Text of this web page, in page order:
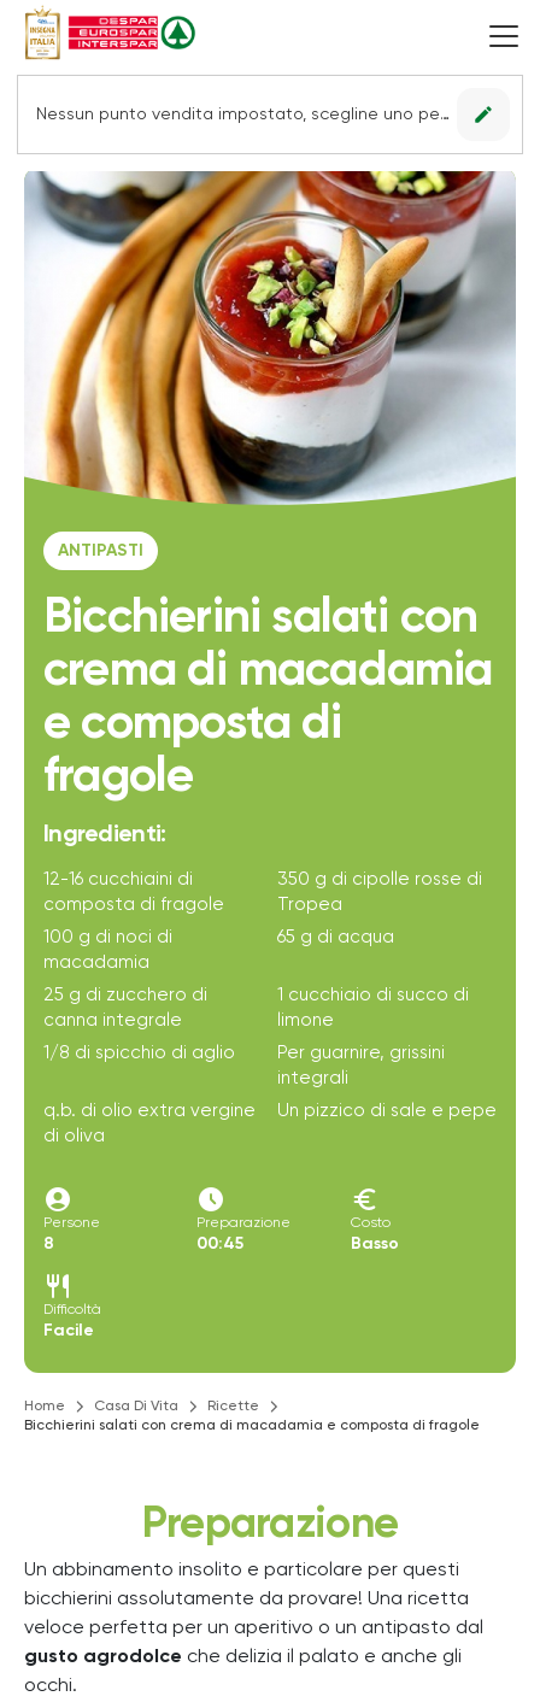
Nessun punto vendita impostato, scegline uno per vedere le offerte. edit
ANTIPASTI
Bicchierini salati con
crema di macadamia
e composta di
fragole
Ingredienti:
12-16 cucchiaini di
composta di fragole
350 g di cipolle rosse di
Tropea
100 g di noci di
macadamia
65 g di acqua
25 g di zucchero di
canna integrale
1 cucchiaio di succo di
limone
1/8 di spicchio di aglio
Per guarnire, grissini
integrali
q.b. di olio extra vergine
di oliva
Un pizzico di sale e pepe
account_circle
Persone
8
access_time_filled
Preparazione
00:45
euro
Costo
Basso
restaurant
Difficoltà
Facile
Home Casa Di Vita
Ricette
Bicchierini salati con crema di macadamia e composta di fragole
Preparazione
Un abbinamento insolito e particolare per questi
bicchierini assolutamente da provare! Una ricetta
veloce perfetta per un aperitivo o un antipasto dal
gusto agrodolce che delizia il palato e anche gli
occhi.